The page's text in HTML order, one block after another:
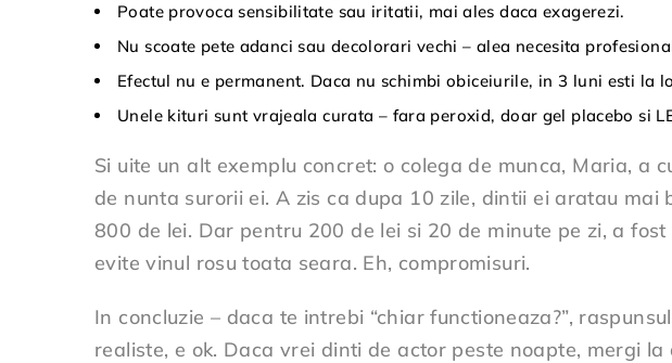
Poate provoca sensibilitate sau iritatii, mai ales daca exagerezi.
Nu scoate pete adanci sau decolorari vechi – alea necesita
Efectul nu e permanent. Daca nu schimbi obiceiurile, in 3 luni esti la
Unele kituri sunt vrajeala curata – fara peroxid, doar gel placebo si
Si uite un alt exemplu concret: o colega de munca, Maria,
de nunta surorii ei. A zis ca dupa 10 zile, dintii ei aratau
800 de lei. Dar pentru 200 de lei si 20 de minute pe zi, a
evite vinul rosu toata seara. Eh, compromisuri.
In concluzie – daca te intrebi “chiar functioneaza?”,
realiste, e ok. Daca vrei dinti de actor peste noapte, mergi